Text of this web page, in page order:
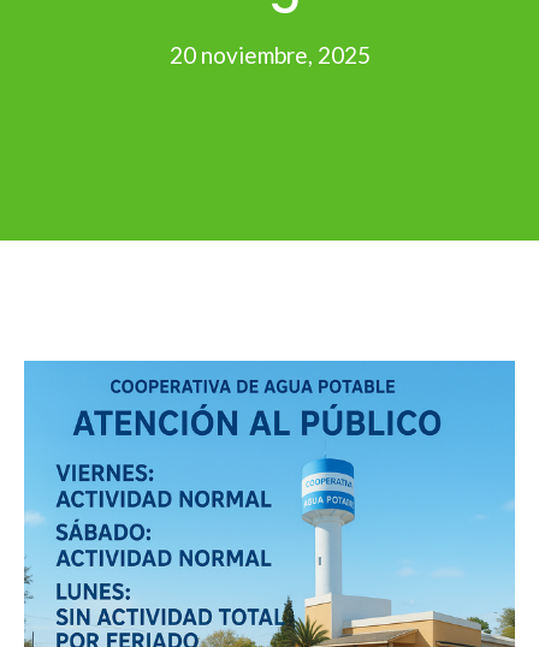
20 noviembre, 2025